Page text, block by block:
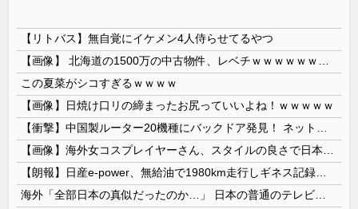
【リトバス】無自覚にイケメン4人侍らせてるやつ
この夏菜がシコすぎるｗｗｗｗ
【画像】日焼け口リの締まったお尻っていいよね！ｗｗｗｗｗ